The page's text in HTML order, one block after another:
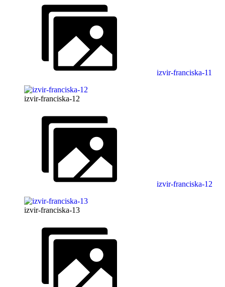
izvir-franciska-11
izvir-franciska-12
izvir-franciska-12
izvir-franciska-13